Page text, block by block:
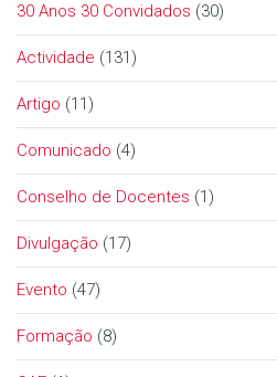
30 Anos 30 Convidados (30)
Actividade (131)
Artigo (11)
Comunicado (4)
Conselho de Docentes (1)
Divulgação (17)
Evento (47)
Formação (8)